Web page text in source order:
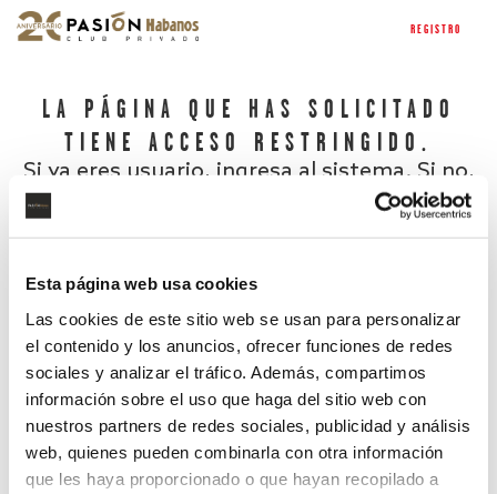
Esta página web usa cookies
Las cookies de este sitio web se usan para personalizar
el contenido y los anuncios, ofrecer funciones de redes
sociales y analizar el tráfico. Además, compartimos
información sobre el uso que haga del sitio web con
nuestros partners de redes sociales, publicidad y análisis
web, quienes pueden combinarla con otra información
que les haya proporcionado o que hayan recopilado a
REGISTRO
LA PÁGINA QUE HAS SOLICITADO
TIENE ACCESO RESTRINGIDO.
Si ya eres usuario, ingresa al sistema. Si no,
¿Has olvidado tu contraseña?